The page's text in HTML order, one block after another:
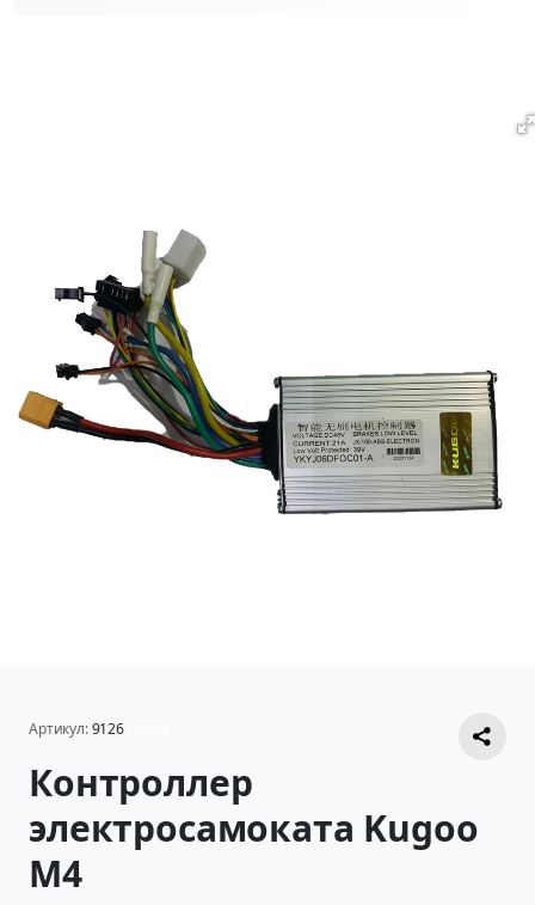
Артикул:9126
Контроллер
электросамоката Kugoo
M4